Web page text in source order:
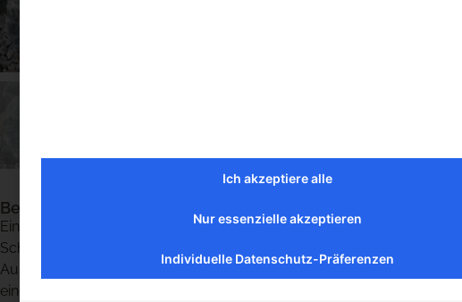
Beschreibung
Ein großer, bunter Diabas mit Rosenquarzeinschlüssen und Blüten
Schönheit besticht. Die lebendigen Farben und die funkelnden
Ausstrahlung und machen ihn zu einem einzigartigen Blickfang. Die
eine zusätzliche Anmut und Eleganz. Dieser Diabas ist nicht nur ein
Ich akzeptiere alle
Nur essenzielle akzeptieren
Individuelle Datenschutz-Präferenzen